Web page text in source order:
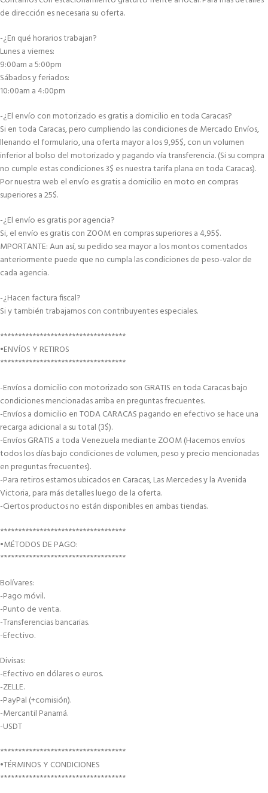
de dirección es necesaria su oferta.
-¿En qué horarios trabajan?
Lunes a viernes:
9:00am a 5:00pm
Sábados y feriados:
10:00am a 4:00pm
-¿El envío con motorizado es gratis a domicilio en toda Caracas?
Si en toda Caracas, pero cumpliendo las condiciones de Mercado Envíos,
llenando el formulario, una oferta mayor a los 9,95$, con un volumen
inferior al bolso del motorizado y pagando vía transferencia. (Si su compra
no cumple estas condiciones 3$ es nuestra tarifa plana en toda Caracas).
Por nuestra web el envío es gratis a domicilio en moto en compras
superiores a 25$.
-¿El envío es gratis por agencia?
Si, el envío es gratis con ZOOM en compras superiores a 4,95$.
MPORTANTE: Aun así, su pedido sea mayor a los montos comentados
anteriormente puede que no cumpla las condiciones de peso-valor de
cada agencia.
-¿Hacen factura fiscal?
Si y también trabajamos con contribuyentes especiales.
***********************************
•ENVÍOS Y RETIROS
***********************************
-Envíos a domicilio con motorizado son GRATIS en toda Caracas bajo
condiciones mencionadas arriba en preguntas frecuentes.
-Envíos a domicilio en TODA CARACAS pagando en efectivo se hace una
recarga adicional a su total (3$).
-Envíos GRATIS a toda Venezuela mediante ZOOM (Hacemos envíos
todos los días bajo condiciones de volumen, peso y precio mencionadas
en preguntas frecuentes).
-Para retiros estamos ubicados en Caracas, Las Mercedes y la Avenida
Victoria, para más detalles luego de la oferta.
-Ciertos productos no están disponibles en ambas tiendas.
***********************************
•MÉTODOS DE PAGO:
***********************************
Bolívares:
-Pago móvil.
-Punto de venta.
-Transferencias bancarias.
-Efectivo.
Divisas:
-Efectivo en dólares o euros.
-ZELLE.
-PayPal (+comisión).
-Mercantil Panamá.
-USDT
***********************************
•TÉRMINOS Y CONDICIONES
***********************************